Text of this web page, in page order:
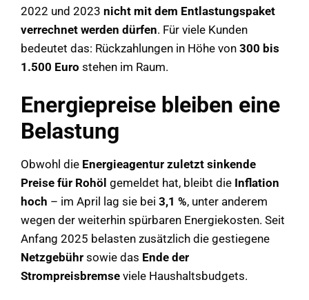
2022 und 2023 nicht mit dem Entlastungspaket
verrechnet werden dürfen. Für viele Kunden
bedeutet das: Rückzahlungen in Höhe von 300 bis
1.500 Euro stehen im Raum.
Energiepreise bleiben eine
Belastung
Obwohl die Energieagentur zuletzt sinkende
Preise für Rohöl gemeldet hat, bleibt die Inflation
hoch – im April lag sie bei 3,1 %, unter anderem
wegen der weiterhin spürbaren Energiekosten. Seit
Anfang 2025 belasten zusätzlich die gestiegene
Netzgebühr sowie das Ende der
Strompreisbremse viele Haushaltsbudgets.